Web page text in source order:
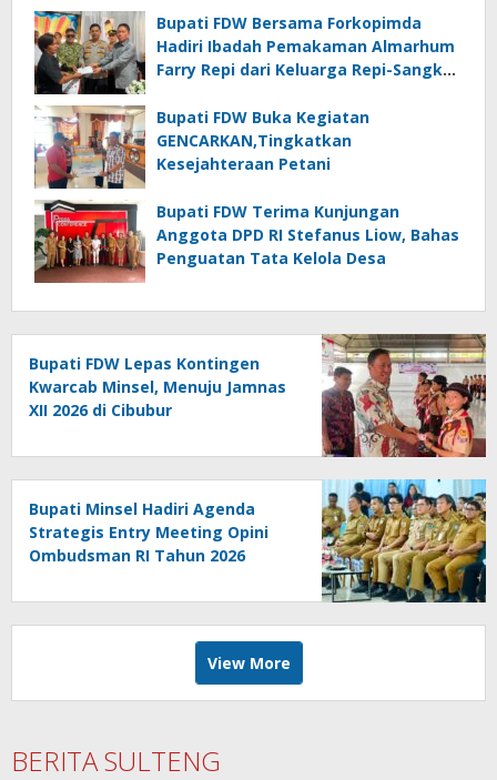
Bupati FDW Bersama Forkopimda
Hadiri Ibadah Pemakaman Almarhum
Farry Repi dari Keluarga Repi-Sangkoy
Bupati FDW Buka Kegiatan
GENCARKAN,Tingkatkan
Kesejahteraan Petani
Bupati FDW Terima Kunjungan
Anggota DPD RI Stefanus Liow, Bahas
Penguatan Tata Kelola Desa
Bupati FDW Lepas Kontingen
Kwarcab Minsel, Menuju Jamnas
XII 2026 di Cibubur
Bupati Minsel Hadiri Agenda
Strategis Entry Meeting Opini
Ombudsman RI Tahun 2026
View More
BERITA SULTENG